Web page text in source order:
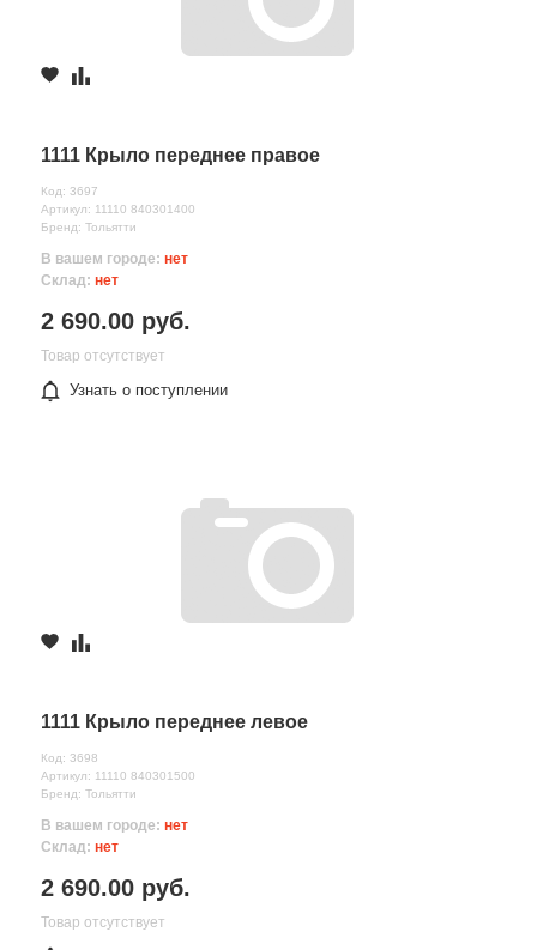
1111 Крыло переднее правое
Код: 3697
Артикул: 11110 840301400
Бренд: Тольятти
В вашем городе: нет
Склад: нет
2 690.00 руб.
Товар отсутствует
Узнать о поступлении
1111 Крыло переднее левое
Код: 3698
Артикул: 11110 840301500
Бренд: Тольятти
В вашем городе: нет
Склад: нет
2 690.00 руб.
Товар отсутствует